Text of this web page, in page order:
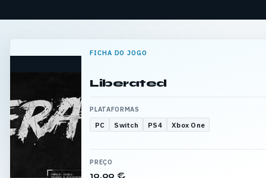
FICHA DO JOGO
Liberated
PLATAFORMAS
PC Switch PS4 Xbox One
PREÇO
19,99 €